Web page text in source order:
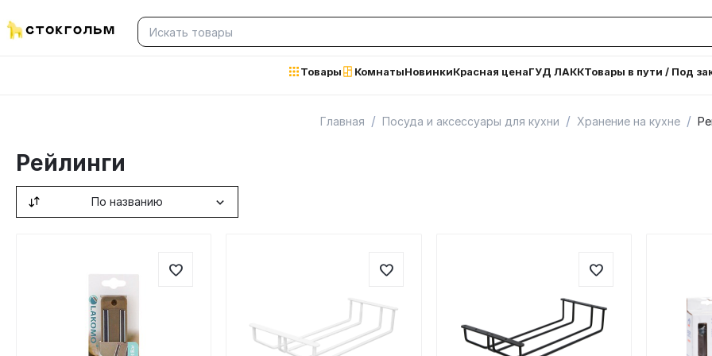
Товары КомнатыНовинкиКрасная ценаГУД ЛАККТовары в пути / Под
Главная / Посуда и аксессуары для кухни / Хранение на кухне /
Рейлинги
По названию